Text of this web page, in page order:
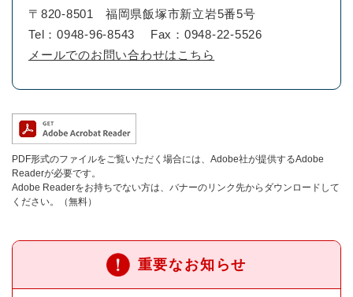
〒820-8501
福岡県飯塚市新立岩5番5号
Tel：0948-96-8543
Fax：0948-22-5526
メールでのお問い合わせはこちら
PDF形式のファイルをご覧いただく場合には、Adobe社が提供するAdobe
Readerが必要です。
Adobe Readerをお持ちでない方は、バナーのリンク先からダウンロードして
ください。（無料）
重要なお知らせ